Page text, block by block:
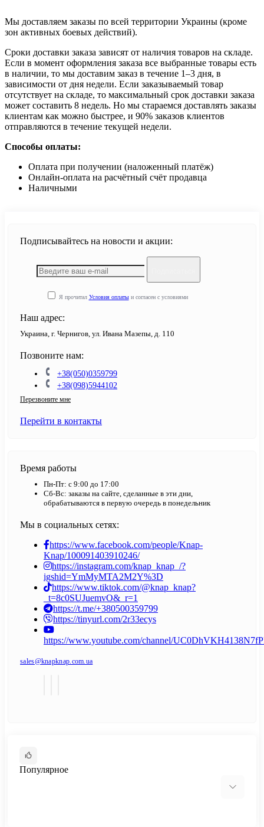
Мы доставляем заказы по всей территории Украины (кроме
зон активных боевых действий).
Сроки доставки заказа зависят от наличия товаров на складе.
Если в момент оформления заказа все выбранные товары есть
в наличии, то мы доставим заказ в течение 1–3 дня, в
зависимости от дня недели. Если заказываемый товар
отсутствует на складе, то максимальный срок доставки заказа
может составить 8 недель. Но мы стараемся доставлять заказы
клиентам как можно быстрее, и 90% заказов клиентов
отправляются в течение текущей недели.
Способы оплаты:
Оплата при получении (наложенный платёж)
Онлайн-оплата на расчётный счёт продавца
Наличными
Подписывайтесь на новости и акции:
Я прочитал Условия оплатыи согласен с условиями
Наш адрес:
Украина, г. Чернигов, ул. Ивана Мазепы, д. 110
Позвоните нам:
+38(050)0359799
+38(098)5944102
Перезвоните мне
Перейти в контакты
Время работы
Пн-Пт: с 9:00 до 17:00
Сб-Вс: заказы на сайте, сделанные в эти дни,
обрабатываются в первую очередь в понедельник
Мы в социальных сетях:
https://www.facebook.com/people/Knap-
Knap/100091403910246/
https://instagram.com/knap_knap_/?
igshid=YmMyMTA2M2Y%3D
https://www.tiktok.com/@knap_knap?
_t=8c0SUJuemvO&_r=1
https://t.me/+380500359799
https://tinyurl.com/2r33ecys
https://www.youtube.com/channel/
sales@knapknap.com.ua
Популярное